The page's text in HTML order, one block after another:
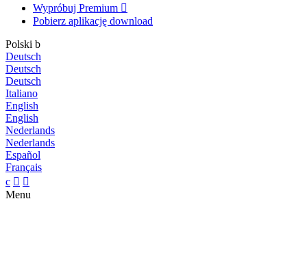
Wypróbuj Premium 
Pobierz aplikację download
Polski b
Deutsch
Deutsch
Deutsch
Italiano
English
English
Nederlands
Nederlands
Español
Français
c  
Menu